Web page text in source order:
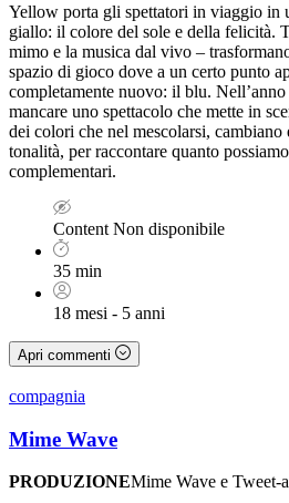
Yellow porta gli spettatori in viaggio in
giallo: il colore del sole e della felicità.
mimo e la musica dal vivo –
spazio di gioco dove a un certo punto
completamente nuovo: il blu.
mancare uno spettacolo che mette in
dei colori che nel mescolarsi, cambiano
tonalità, per raccontare quanto
complementari.
Content Non disponibile
35 min
18 mesi - 5 anni
Apri commenti
compagnia
Mime Wave
PRODUZIONEMime Wave e Tweet-